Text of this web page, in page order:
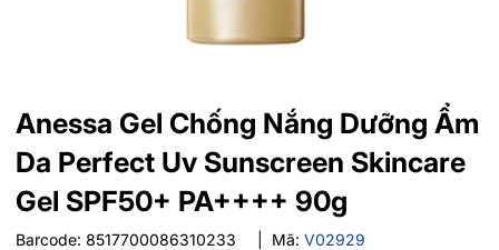
Anessa Gel Chống Nắng Dưỡng Ẩm
Da Perfect Uv Sunscreen Skincare
Gel SPF50+ PA++++ 90g
Barcode: 8517700086310233 Mã: V02929